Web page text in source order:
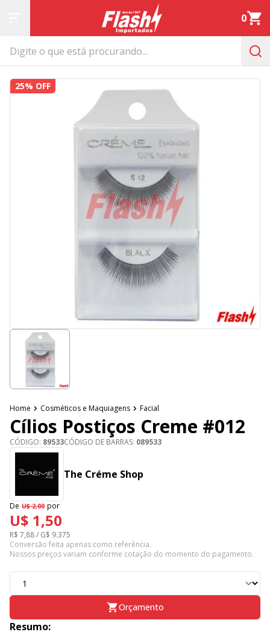
0
25% OFF
Home Cosméticos e Maquiagens Facial
Cílios Postiços Creme #012
CÓDIGO: 89533CÓDIGO DE BARRAS: 089533
The Créme Shop
De U$ 2,00 por
U$ 1,50
R$ 7,88 / G$ 9.375
Conversão feita apenas como referência.
Nossos preços variam conforme cotação do momento do pagamento.
Orçamento
Resumo: